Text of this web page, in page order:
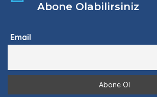
Abone Olabilirsiniz
Email